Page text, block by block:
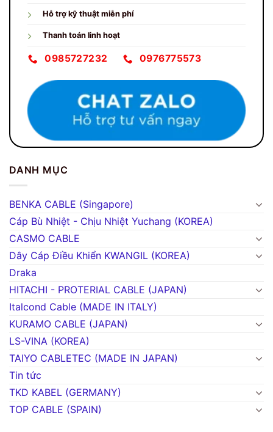
Hỗ trợ kỹ thuật miễn phí
Thanh toán linh hoạt
0985727232 0976775573
DANH MỤC
BENKA CABLE (Singapore)
Cáp Bù Nhiệt - Chịu Nhiệt Yuchang (KOREA)
CASMO CABLE
Dây Cáp Điều Khiển KWANGIL (KOREA)
Draka
HITACHI - PROTERIAL CABLE (JAPAN)
Italcond Cable (MADE IN ITALY)
KURAMO CABLE (JAPAN)
LS-VINA (KOREA)
TAIYO CABLETEC (MADE IN JAPAN)
Tin tức
TKD KABEL (GERMANY)
TOP CABLE (SPAIN)